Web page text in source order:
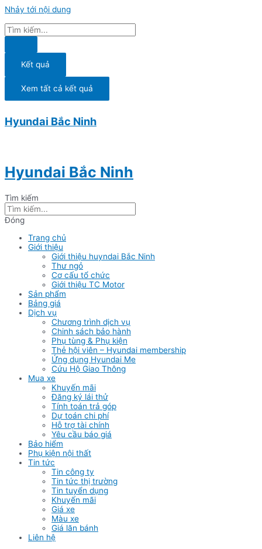
Nhảy tới nội dung
Kết quả
Xem tất cả kết quả
Hyundai Bắc Ninh
Hyundai Bắc Ninh
Tìm kiếm
Đóng
Trang chủ
Giới thiệu
Giới thiệu huyndai Bắc Ninh
Thư ngỏ
Cơ cấu tổ chức
Giới thiệu TC Motor
Sản phẩm
Bảng giá
Dịch vụ
Chương trình dịch vụ
Chinh sách bảo hành
Phụ tùng & Phụ kiện
Thẻ hội viên – Hyundai membership
Ứng dụng Hyundai Me
Cứu Hộ Giao Thông
Mua xe
Khuyến mãi
Đăng ký lái thử
Tính toán trả góp
Dự toán chi phí
Hỗ trợ tài chính
Yêu cầu báo giá
Bảo hiểm
Phụ kiện nội thất
Tin tức
Tin công ty
Tin tức thị trường
Tin tuyển dụng
Khuyến mãi
Giá xe
Màu xe
Giá lăn bánh
Liên hệ